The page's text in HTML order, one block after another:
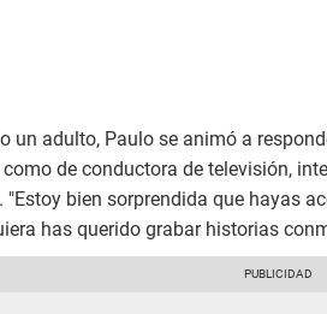
un adulto, Paulo se animó a
de conductora de televisión,
"Estoy bien sorprendida que hayas
has querido grabar historias